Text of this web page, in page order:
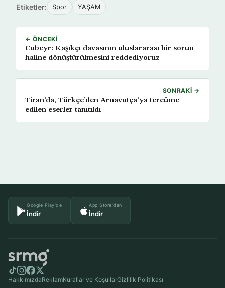
Etiketler: Spor YAŞAM
← ÖNCEKI
Cubeyr: Kaşıkçı davasının uluslararası bir sorun
haline dönüştürülmesini reddediyoruz
SONRAKI →
Tiran’da, Türkçe’den Arnavutça’ya tercüme
edilen eserler tanıtıldı
Google Play'de
İndir
App Store'dan
İndir
HakkımızdaReklamKurallar ve KoşullarGizlilik Politikası